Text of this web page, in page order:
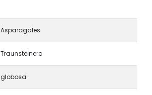
Asparagales
Traunsteinera
globosa